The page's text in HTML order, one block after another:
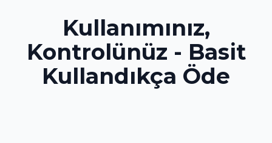
Kullanımınız,
Kontrolünüz - Basit
Kullandıkça Öde